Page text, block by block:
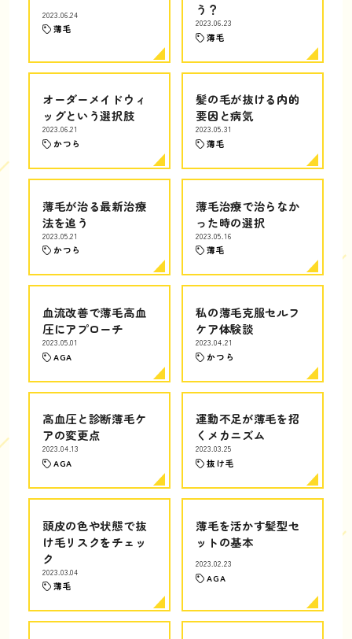
2023.06.24
薄毛
う？
2023.06.23
薄毛
オーダーメイドウィ
ッグという選択肢
2023.06.21
かつら
髪の毛が抜ける内的
要因と病気
2023.05.31
薄毛
薄毛が治る最新治療
法を追う
2023.05.21
かつら
薄毛治療で治らなか
った時の選択
2023.05.16
薄毛
血流改善で薄毛高血
圧にアプローチ
2023.05.01
AGA
私の薄毛克服セルフ
ケア体験談
2023.04.21
かつら
高血圧と診断薄毛ケ
アの変更点
2023.04.13
AGA
運動不足が薄毛を招
くメカニズム
2023.03.25
抜け毛
頭皮の色や状態で抜
け毛リスクをチェッ
ク
2023.03.04
薄毛
薄毛を活かす髪型セ
ットの基本
2023.02.23
AGA